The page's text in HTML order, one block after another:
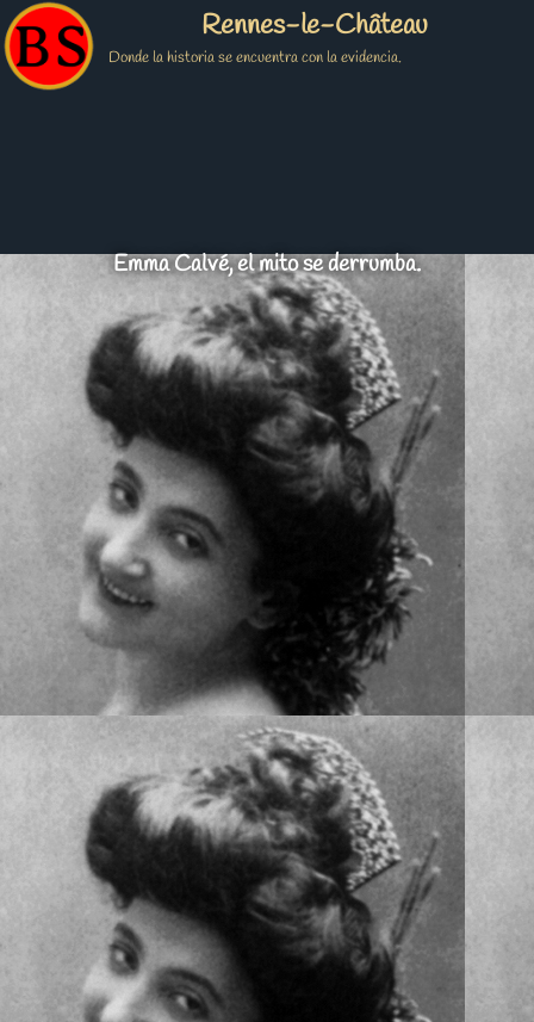
Rennes-le-Château
Donde la historia se encuentra con la evidencia.
Emma Calvé, el mito se derrumba.